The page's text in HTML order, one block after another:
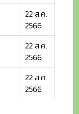
22 ส.ค.
2566
22 ส.ค.
2566
22 ส.ค.
2566